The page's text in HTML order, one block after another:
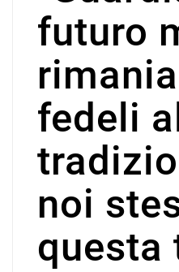
futuro
fedeli
noi
questa